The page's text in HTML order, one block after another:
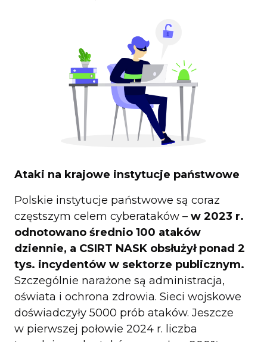
Ataki na krajowe instytucje państwowe
Polskie instytucje państwowe są coraz
częstszym celem cyberataków – w 2023 r.
odnotowano średnio 100 ataków
dziennie, a CSIRT NASK obsłużył ponad 2
tys. incydentów w sektorze publicznym.
Szczególnie narażone są administracja,
oświata i ochrona zdrowia. Sieci wojskowe
doświadczyły 5000 prób ataków. Jeszcze
w pierwszej połowie 2024 r. liczba